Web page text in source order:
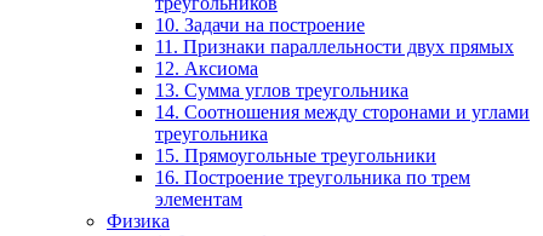
10. Задачи на построение
11. Признаки параллельности двух прямых
12. Аксиома
13. Сумма углов треугольника
14. Соотношения между сторонами и углами
треугольника
15. Прямоугольные треугольники
16. Построение треугольника по трем
элементам
Физика